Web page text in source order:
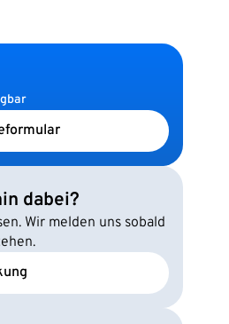
dabei?
Wir melden uns sobald